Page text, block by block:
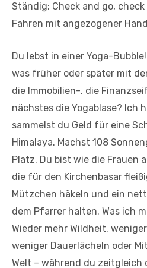
Ständig: Check and go,
Fahren mit angezogener
Du lebst in einer Yoga-
was früher oder später mit
die Immobilien-, die
nächstes die Yogablase? Ich
sammelst du Geld für eine
Himalaya. Machst 108
Platz. Du bist wie die Frauen
die für den Kirchenbasar
Mützchen häkeln und ein
dem Pfarrer halten. Was ich
Wieder mehr Wildheit,
weniger Dauerlächeln oder
Welt – während du